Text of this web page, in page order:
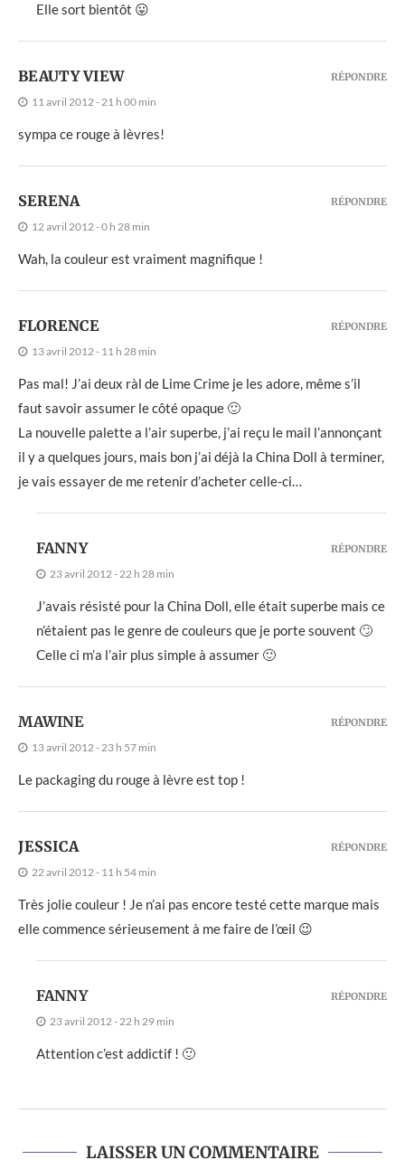
Elle sort bientôt 😛
BEAUTY VIEW
11 avril 2012 - 21 h 00 min
sympa ce rouge à lèvres!
RÉPONDRE
SERENA
12 avril 2012 - 0 h 28 min
Wah, la couleur est vraiment magnifique !
RÉPONDRE
FLORENCE
13 avril 2012 - 11 h 28 min
Pas mal! J’ai deux ràl de Lime Crime je les adore, même s’il
faut savoir assumer le côté opaque 🙂
La nouvelle palette a l’air superbe, j’ai reçu le mail l’annonçant
il y a quelques jours, mais bon j’ai déjà la China Doll à terminer,
je vais essayer de me retenir d’acheter celle-ci…
RÉPONDRE
FANNY
23 avril 2012 - 22 h 28 min
J’avais résisté pour la China Doll, elle était superbe mais ce
n’étaient pas le genre de couleurs que je porte souvent 🙄
Celle ci m’a l’air plus simple à assumer 🙂
RÉPONDRE
MAWINE
13 avril 2012 - 23 h 57 min
Le packaging du rouge à lèvre est top !
RÉPONDRE
JESSICA
22 avril 2012 - 11 h 54 min
Très jolie couleur ! Je n’ai pas encore testé cette marque mais
elle commence sérieusement à me faire de l’œil 😉
RÉPONDRE
FANNY
23 avril 2012 - 22 h 29 min
Attention c’est addictif ! 🙂
RÉPONDRE
LAISSER UN COMMENTAIRE